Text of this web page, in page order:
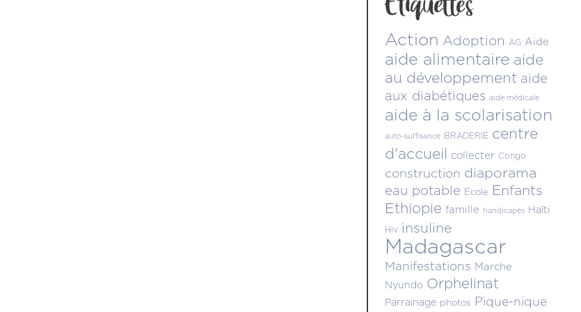
Action Adoption AG Aide
aide alimentaire aide
au développement aide
aux diabétiques aide médicale
aide à la scolarisation
auto-suffisance BRADERIE centre
d'accueil collecter Congo
construction diaporama
eau potable Ecole Enfants
Ethiopie famille handicapés Haïti
Hiv insuline
Madagascar
Manifestations Marche
Nyundo Orphelinat
Parrainage photos Pique-nique